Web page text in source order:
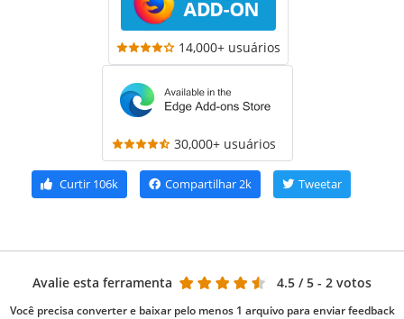
14,000+ usuários
30,000+ usuários
Curtir 106k Compartilhar2k Tweetar
Avalie esta ferramenta 4.5 / 5 - 2 votos
Você precisa converter e baixar pelo menos 1 arquivo para enviar feedback